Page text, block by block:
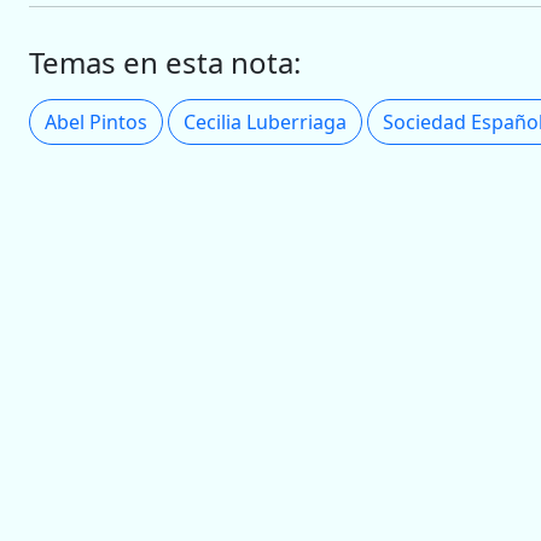
Temas en esta nota:
Abel Pintos Cecilia Luberriaga Sociedad